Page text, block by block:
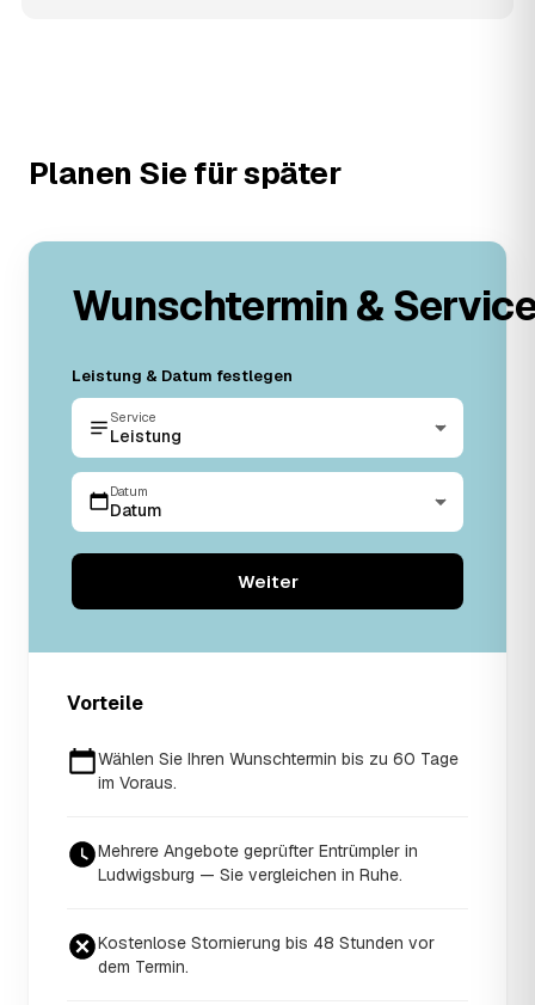
Planen Sie für später
Wunschtermin &
Leistung & Datum festlegen
Service
Leistung
Datum
Datum
Weiter
Vorteile
Wählen Sie Ihren Wunschtermin bis zu 60 Tage
im Voraus.
Mehrere Angebote geprüfter Entrümpler in
Ludwigsburg — Sie vergleichen in Ruhe.
Kostenlose Stornierung bis 48 Stunden vor
dem Termin.